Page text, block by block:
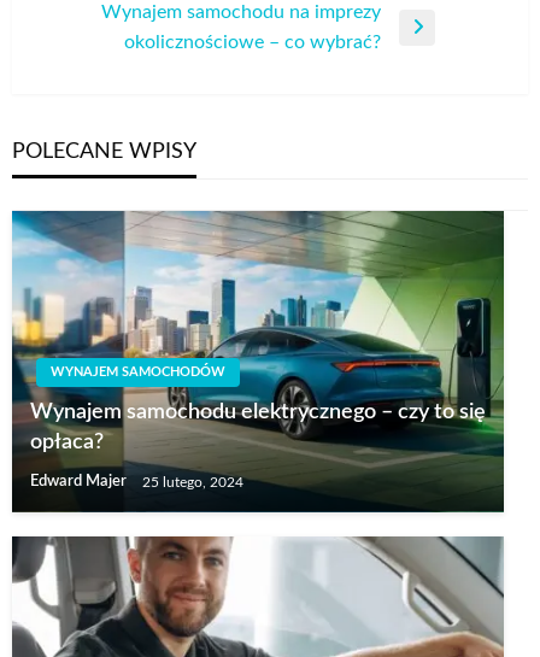
Następny
Wynajem samochodu na imprezy
okolicznościowe – co wybrać?
POLECANE WPISY
WYNAJEM SAMOCHODÓW
Wynajem samochodu elektrycznego – czy to się
opłaca?
Edward Majer 25 lutego, 2024